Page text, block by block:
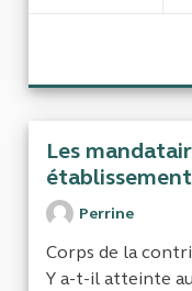
Les
Perrine
Corps de la
Y a-t-il atteinte